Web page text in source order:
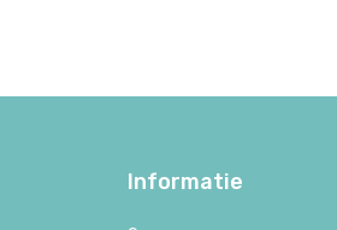
Informatie